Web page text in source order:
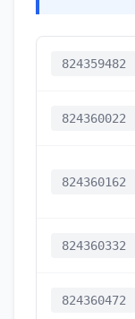
824359482
824360022
824360162
824360332
824360472